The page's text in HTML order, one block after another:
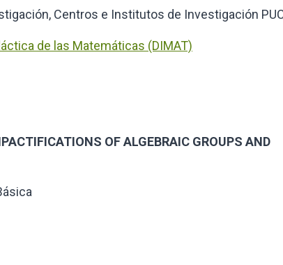
Centros e Institutos de Investigación
de las Matemáticas (DIMAT)
OF ALGEBRAIC GROUPS AND